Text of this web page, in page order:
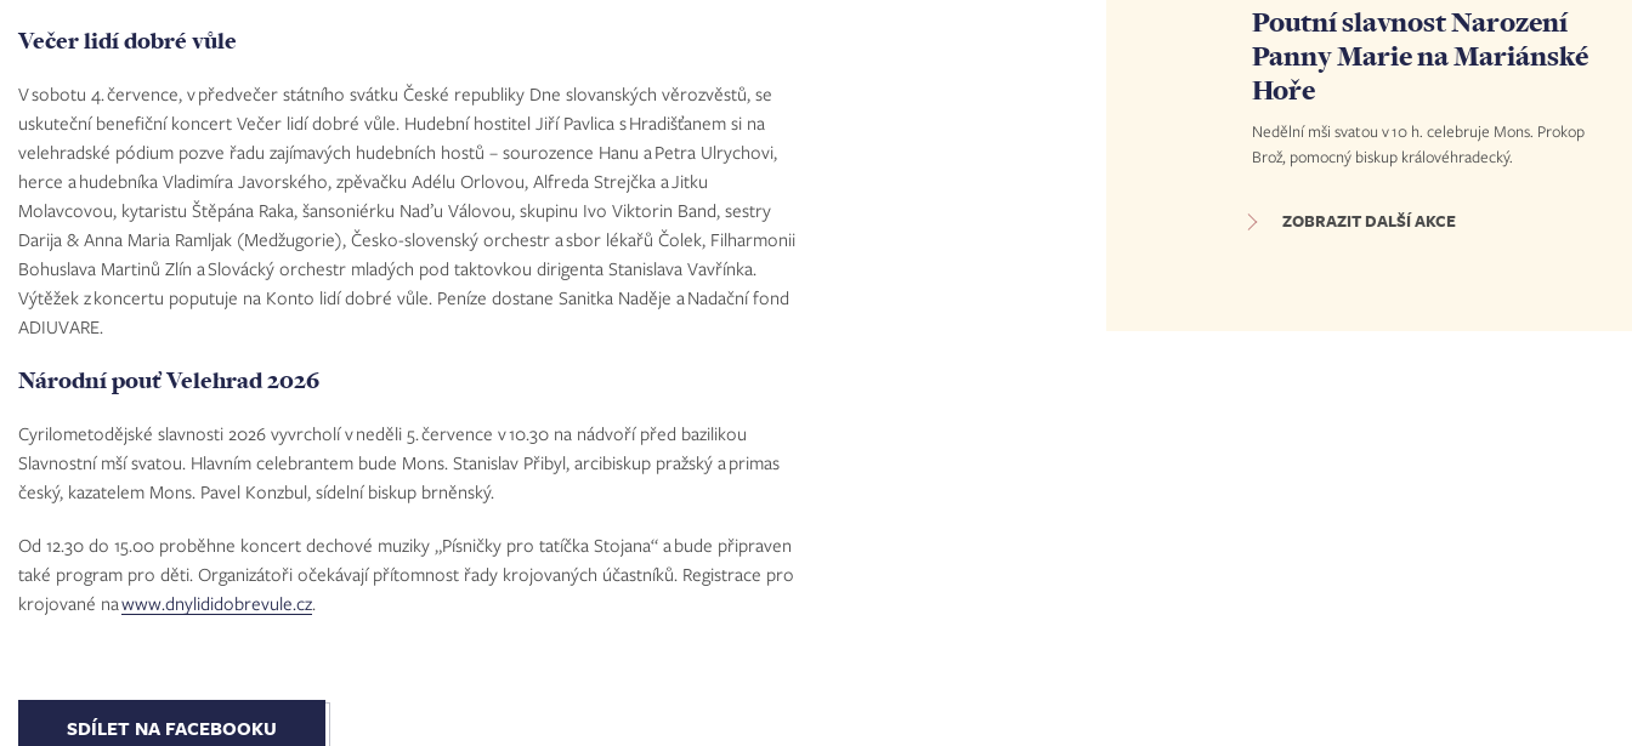
Večer lidí dobré vůle
V sobotu 4. července, v předvečer státního svátku České republiky Dne slovanských věrozvěstů, se
uskuteční benefiční koncert Večer lidí dobré vůle. Hudební hostitel Jiří Pavlica s Hradišťanem si na
velehradské pódium pozve řadu zajímavých hudebních hostů – sourozence Hanu a Petra Ulrychovi,
herce a hudebníka Vladimíra Javorského, zpěvačku Adélu Orlovou, Alfreda Strejčka a Jitku
Molavcovou, kytaristu Štěpána Raka, šansoniérku Naďu Válovou, skupinu Ivo Viktorin Band, sestry
Darija & Anna Maria Ramljak (Medžugorie), Česko-slovenský orchestr a sbor lékařů Čolek, Filharmonii
Bohuslava Martinů Zlín a Slovácký orchestr mladých pod taktovkou dirigenta Stanislava Vavřínka.
Výtěžek z koncertu poputuje na Konto lidí dobré vůle. Peníze dostane Sanitka Naděje a Nadační fond
ADIUVARE.
Národní pouť Velehrad 2026
Cyrilometodějské slavnosti 2026 vyvrcholí v neděli 5. července v 10.30 na nádvoří před bazilikou
Slavnostní mší svatou. Hlavním celebrantem bude Mons. Stanislav Přibyl, arcibiskup pražský a primas
český, kazatelem Mons. Pavel Konzbul, sídelní biskup brněnský.
Od 12.30 do 15.00 proběhne koncert dechové muziky „Písničky pro tatíčka Stojana“ a bude připraven
také program pro děti. Organizátoři očekávají přítomnost řady krojovaných účastníků. Registrace pro
krojované nawww.dnylididobrevule.cz.
SDÍLET NA FACEBOOKU
Poutní slavnost Narození
Panny Marie na Mariánské
Hoře
Nedělní mši svatou v 10 h. celebruje Mons. Prokop
Brož, pomocný biskup královéhradecký.
ZOBRAZIT DALŠÍ AKCE